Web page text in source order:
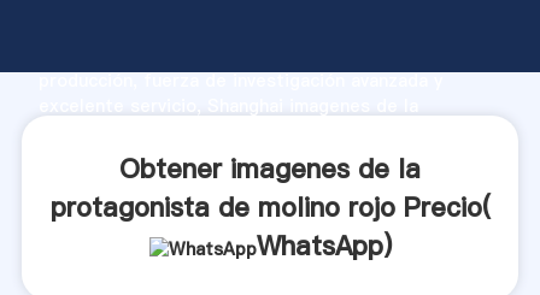
producción, fuerza de investigación avanzada y
aporta valores a todos los clientes.
Obtener imagenes de la
protagonista de molino rojo Precio(
WhatsApp)